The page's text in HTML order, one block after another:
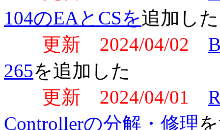
104のEAとCSを追加した
更新 2024/04/02
265を追加した
更新 2024/04/01
Controllerの分解・修理